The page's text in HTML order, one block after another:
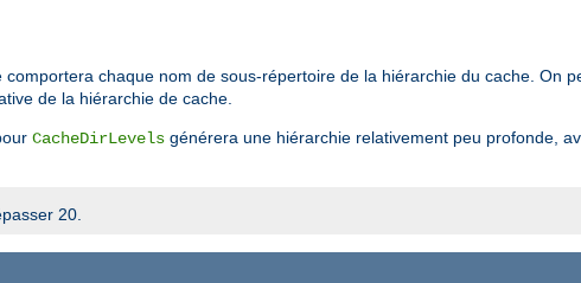
chaque nom de sous-répertoire de la hiérarchie du cache. On
de la hiérarchie de cache.
CacheDirLevels générera une hiérarchie relativement peu profonde,
20.